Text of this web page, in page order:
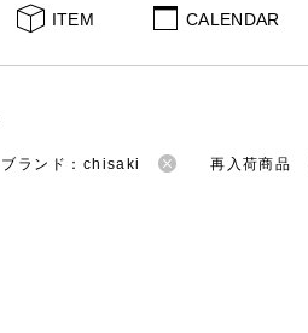
ITEM CALENDAR
ブランド：chisaki 再入荷商品